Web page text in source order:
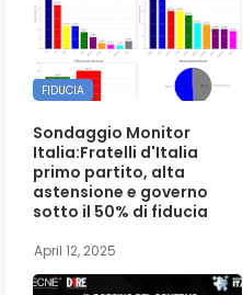
FIDUCIA
Sondaggio Monitor
Italia:Fratelli d'Italia
primo partito, alta
astensione e governo
sotto il 50% di fiducia
April 12, 2025